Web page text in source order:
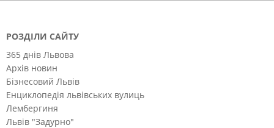
РОЗДІЛИ САЙТУ
365 днів Львова
Архів новин
Бізнесовий Львів
Енциклопедія львівських вулиць
Лембергиня
Львів "Задурно"